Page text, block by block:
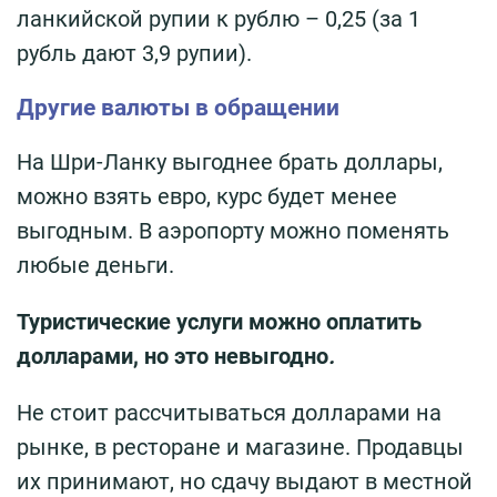
ланкийской рупии к рублю – 0,25 (за 1
рубль дают 3,9 рупии).
Другие валюты в обращении
На Шри-Ланку выгоднее брать доллары,
можно взять евро, курс будет менее
выгодным. В аэропорту можно поменять
любые деньги.
Туристические услуги можно оплатить
долларами, но это невыгодно.
Не стоит рассчитываться долларами на
рынке, в ресторане и магазине. Продавцы
их принимают, но сдачу выдают в местной